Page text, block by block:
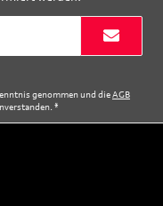
genommen und dieAGB
*